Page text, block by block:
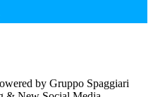
by Gruppo Spaggiari